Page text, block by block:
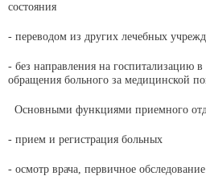
состояния
- переводом из других лечебных
- без направления на госпитализацию в
обращения больного за медицинской
Основными функциями приемного
- прием и регистрация больных
- осмотр врача, первичное